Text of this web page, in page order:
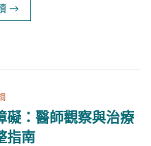
→
礙：醫師觀察與治療
指南